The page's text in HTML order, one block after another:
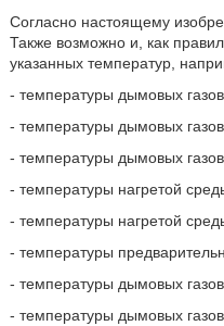
Согласно настоящему
Также возможно и, как
указанных температур,
- температуры дымовых
- температуры дымовых
- температуры дымовых
- температуры нагретой
- температуры нагретой
- температуры
- температуры дымовых
- температуры дымовых